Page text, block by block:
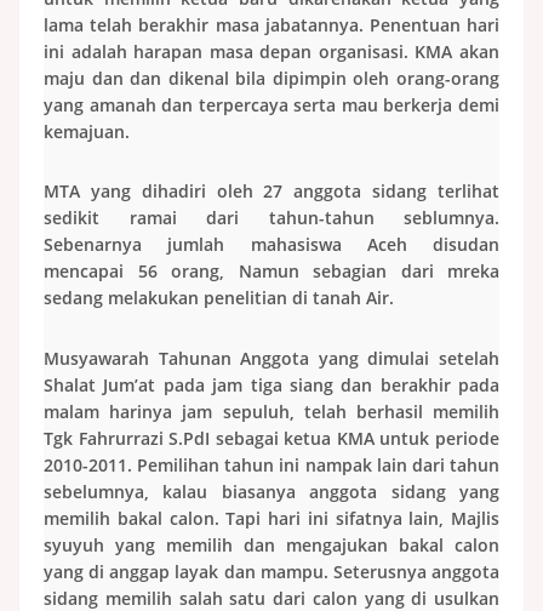
lama telah berakhir masa jabatannya. Penentuan hari
ini adalah harapan masa depan organisasi. KMA akan
maju dan dan dikenal bila dipimpin oleh orang-orang
yang amanah dan terpercaya serta mau berkerja demi
kemajuan.
MTA yang dihadiri oleh 27 anggota sidang terlihat
sedikit ramai dari tahun-tahun seblumnya.
Sebenarnya jumlah mahasiswa Aceh disudan
mencapai 56 orang, Namun sebagian dari mreka
sedang melakukan penelitian di tanah Air.
Musyawarah Tahunan Anggota yang dimulai setelah
Shalat Jum’at pada jam tiga siang dan berakhir pada
malam harinya jam sepuluh, telah berhasil memilih
Tgk Fahrurrazi S.PdI sebagai ketua KMA untuk periode
2010-2011. Pemilihan tahun ini nampak lain dari tahun
sebelumnya, kalau biasanya anggota sidang yang
memilih bakal calon. Tapi hari ini sifatnya lain, Majlis
syuyuh yang memilih dan mengajukan bakal calon
yang di anggap layak dan mampu. Seterusnya anggota
sidang memilih salah satu dari calon yang di usulkan